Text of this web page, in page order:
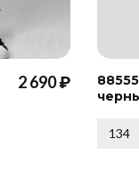
2 690 ₽
134